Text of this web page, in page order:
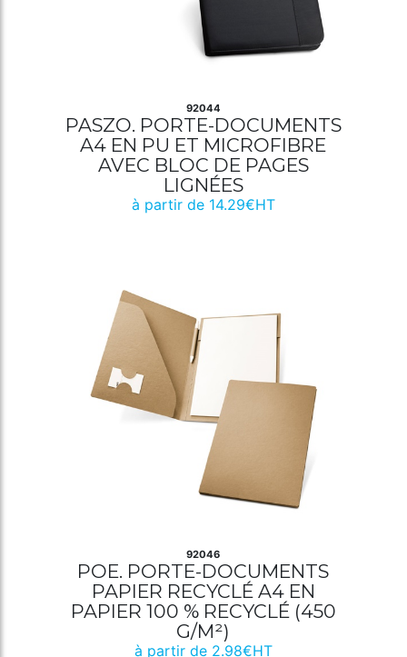
92044
PASZO. PORTE-DOCUMENTS
A4 EN PU ET MICROFIBRE
AVEC BLOC DE PAGES
LIGNÉES
à partir de 14.29€HT
92046
POE. PORTE-DOCUMENTS
PAPIER RECYCLÉ A4 EN
PAPIER 100 % RECYCLÉ (450
G/M²)
à partir de 2.98€HT